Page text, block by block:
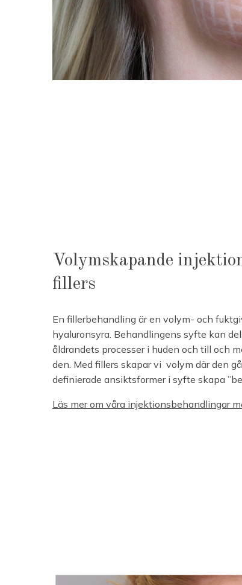
Volymskapande
fillers
En fillerbehandling är en volym- och
hyaluronsyra. Behandlingens syfte kan
åldrandets processer i huden och till och
den. Med fillers skapar vi volym där den
definierade ansiktsformer i syfte skapa
Läs mer om våra injektionsbehandlingar